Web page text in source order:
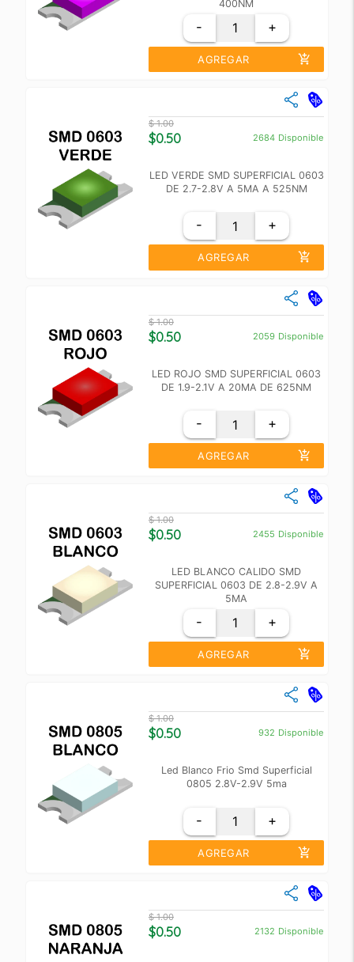
400NM
- +
AGREGAR add_shopping_cart
close
Precio Unidad
+10
+100
$ 1.00
$0.50 2684 Disponible
LED VERDE SMD SUPERFICIAL 0603
DE 2.7-2.8V A 5MA A 525NM
- +
AGREGAR add_shopping_cart
close
Precio Unidad
+10
+100
$ 1.00
$0.50 2059 Disponible
LED ROJO SMD SUPERFICIAL 0603
DE 1.9-2.1V A 20MA DE 625NM
- +
AGREGAR add_shopping_cart
close
Precio Unidad
+10
+100
$ 1.00
$0.50 2455 Disponible
LED BLANCO CALIDO SMD
SUPERFICIAL 0603 DE 2.8-2.9V A
5MA
- +
AGREGAR add_shopping_cart
close
Precio Unidad
+10
+100
$ 1.00
$0.50 932 Disponible
Led Blanco Frio Smd Superficial
0805 2.8V-2.9V 5ma
- +
AGREGAR add_shopping_cart
close
Precio Unidad
+10
+100
$ 1.00
$0.50 2132 Disponible